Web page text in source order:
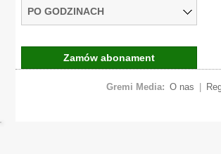
PO GODZINACH
Zamów abonament
Gremi Media: O nas